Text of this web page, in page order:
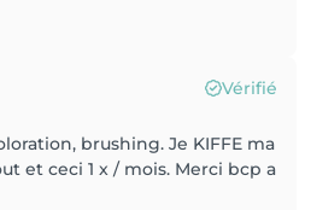
Vérifié
brushing. Je KIFFE ma
et ceci 1 x / mois. Merci bcp a